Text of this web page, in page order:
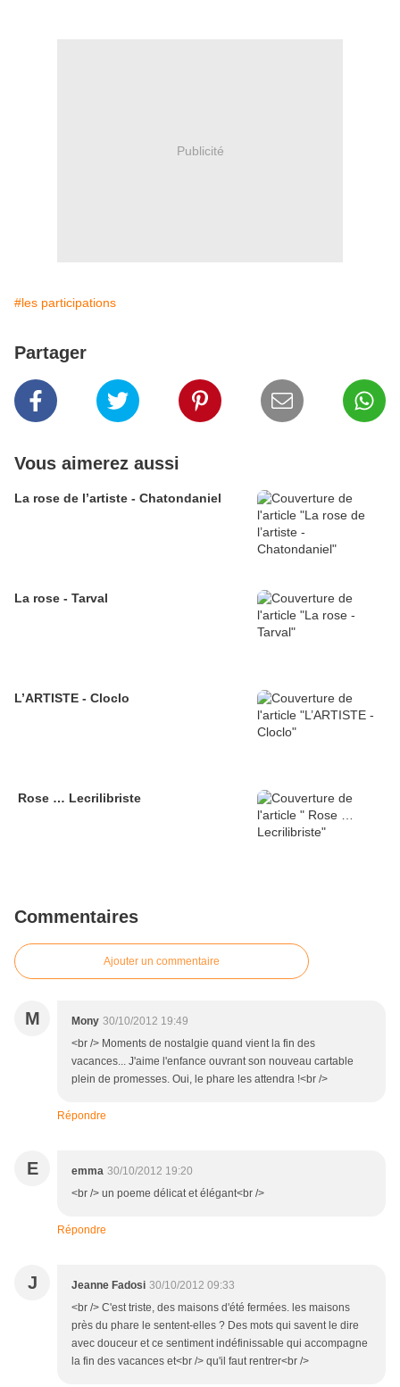
Publicité
#les participations
Partager
Vous aimerez aussi
La rose de l’artiste - Chatondaniel
La rose - Tarval
L’ARTISTE - Cloclo
Rose … Lecrilibriste
Commentaires
Ajouter un commentaire
M Mony 30/10/2012 19:49
<br /> Moments de nostalgie quand vient la fin des
vacances... J'aime l'enfance ouvrant son nouveau cartable
plein de promesses. Oui, le phare les attendra !<br />
Répondre
E emma 30/10/2012 19:20
<br /> un poeme délicat et élégant<br />
Répondre
J Jeanne Fadosi 30/10/2012 09:33
<br /> C'est triste, des maisons d'été fermées. les maisons
près du phare le sentent-elles ? Des mots qui savent le dire
avec douceur et ce sentiment indéfinissable qui accompagne
la fin des vacances et<br /> qu'il faut rentrer<br />